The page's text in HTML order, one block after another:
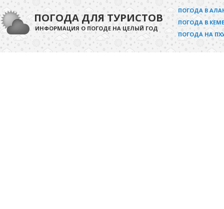
ПОГОДА ДЛЯ ТУРИСТОВ
ИНФОРМАЦИЯ О ПОГОДЕ НА ЦЕЛЫЙ ГОД
ПОГОДА В
ПОГОДА В
ПОГОДА НА